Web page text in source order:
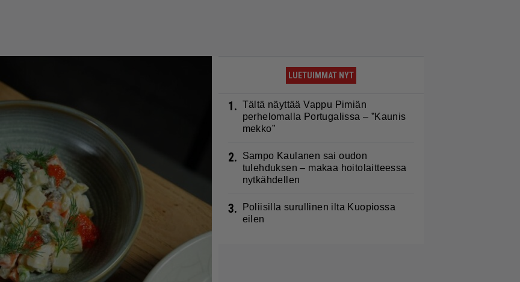
LUETUIMMAT NYT
1. Tältä näyttää Vappu Pimiän
perhelomalla Portugalissa – ”Kaunis
mekko”
2.
Sampo Kaulanen sai oudon
tulehduksen – makaa hoitolaitteessa
nytkähdellen
3.
Poliisilla surullinen ilta Kuopiossa
eilen